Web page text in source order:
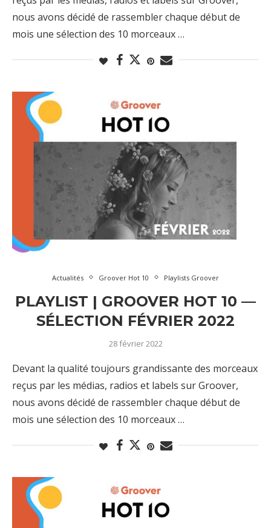
nous avons décidé de rassembler chaque début de
mois une sélection des 10 morceaux …
Actualités Groover Hot 10 Playlists Groover
PLAYLIST | GROOVER HOT 10 —
SÉLECTION FÉVRIER 2022
28 février 2022
Devant la qualité toujours grandissante des morceaux
reçus par les médias, radios et labels sur Groover,
nous avons décidé de rassembler chaque début de
mois une sélection des 10 morceaux …